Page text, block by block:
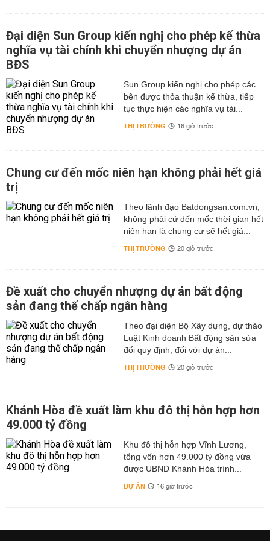
Đại diện Sun Group kiến nghị cho phép kế thừa
nghĩa vụ tài chính khi chuyển nhượng dự án
BĐS
Sun Group kiến nghị cho phép các
bên được thỏa thuận kế thừa, tiếp
tục thực hiện các nghĩa vụ tài...
THỊ TRƯỜNG 16 giờ trước
Chung cư đến mốc niên hạn không phải hết giá
trị
Theo lãnh đạo Batdongsan.com.vn,
không phải cứ đến mốc thời gian hết
niên hạn là chung cư sẽ hết giá...
THỊ TRƯỜNG 20 giờ trước
Đề xuất cho chuyển nhượng dự án bất động
sản đang thế chấp ngân hàng
Theo đại diện Bộ Xây dựng, dự thảo
Luật Kinh doanh Bất động sản sửa
đổi quy định, đối với dự án...
THỊ TRƯỜNG 20 giờ trước
Khánh Hòa đề xuất làm khu đô thị hỗn hợp hơn
49.000 tỷ đồng
Khu đô thị hỗn hợp Vĩnh Lương,
tổng vốn hơn 49.000 tỷ đồng vừa
được UBND Khánh Hòa trình...
DỰ ÁN 16 giờ trước